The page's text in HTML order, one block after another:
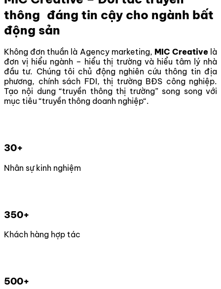
thông đáng tin cậy cho ngành bất
động sản
Không đơn thuần là Agency marketing, MIC Creativelà
đơn vị hiểu ngành – hiểu thị trường và hiểu tâm lý nhà
đầu tư. Chúng tôi chủ động nghiên cứu thông tin địa
phương, chính sách FDI, thị trường BĐS công nghiệp.
Tạo nội dung “truyền thông thị trường” song song với
mục tiêu “truyền thông doanh nghiệp“.
30+
Nhân sự kinh nghiệm
350+
Khách hàng hợp tác
500+